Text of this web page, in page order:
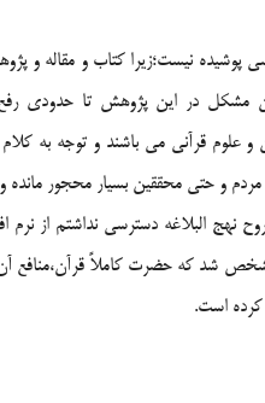
پوشیده نیست؛زیرا کتاب و مقاله
مشکل در این پژوهش تا حدودی
و علوم قرآنی می باشند و توجه به
و حتی محققین بسیار محجور
البلاغه دسترسی نداشتم از نرم
شد که حضرت کاملاً قرآن،منافع
کرده است.